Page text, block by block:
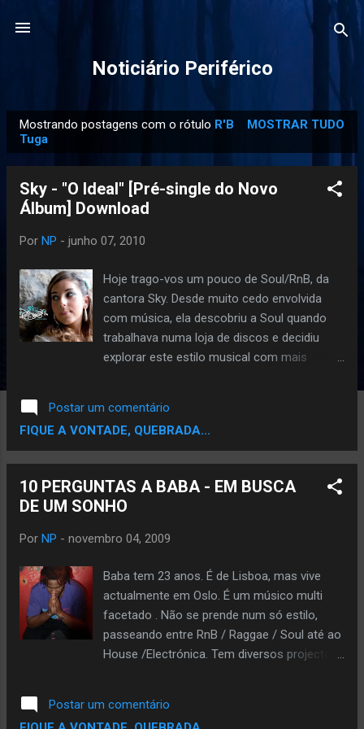
Noticiário Periférico
o
Mostrando postagens com o rótulo R'B
Tuga
MOSTRAR TUDO
Sky - "O Ideal" [Pré-single do Novo
Álbum] Download
Por NP - junho 07, 2010
Hoje trago-vos um pouco de Soul/RnB, da
cantora Sky. Desde muito cedo envolvida
com música, ela descobriu a Soul quando
trabalhava numa loja de discos e decidiu
explorar este estilo musical com mais
decidida por Boss AC. Em 2006 lança
"InSónia", álbum inteiramente produzido,
gravado e masterizado pela própria. Em
disco, a que deu o titulo de "O Quarto da
Música", que terá produções de Begh, Raez,
Raze, Checkmate, Karabinieri e I.V.M. O pré-
download e o 1º videoclip oficial da cantora
será apresentado na festa de apresentação
do álbum, dia 9 de Junho no Bar Plano B -
Porto. DOWNLOAD A TRACK ''O IDEAL'' AQUI
!! www.myspace.com/skyinsonia
Postar um comentário
FIQUE A VONTADE, QUEBRADA...
10 PERGUNTAS A BABA - EM BUSCA
DE UM SONHO
Por NP - novembro 04, 2009
Baba tem 23 anos. É de Lisboa, mas vive
actualmente em Oslo. É um músico multi
facetado . Não se prende num só estilo,
passeando entre RnB / Raggae / Soul até ao
House /Electrónica. Tem diversos projectos
como começaste a tua carreira e quais ou
Postar um comentário